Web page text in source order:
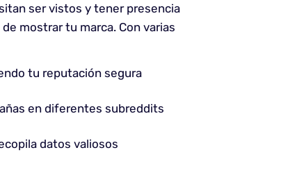
ser vistos y tener presencia
mostrar tu marca. Con varias
tu reputación segura
en diferentes subreddits
datos valiosos